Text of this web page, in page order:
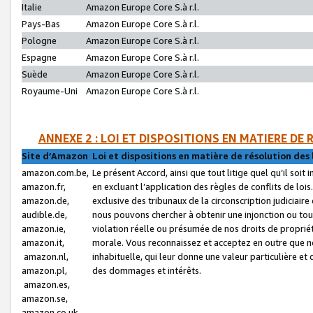
Italie
Amazon Europe Core S.à r.l.
Pays-Bas
Amazon Europe Core S.à r.l.
Pologne
Amazon Europe Core S.à r.l.
Espagne
Amazon Europe Core S.à r.l.
Suède
Amazon Europe Core S.à r.l.
Royaume-Uni
Amazon Europe Core S.à r.l.
ANNEXE 2 : LOI ET DISPOSITIONS EN MATIERE DE
Site d’Amazon Loi et dispositions en matière de résolution
amazon.com.be,
amazon.fr,
amazon.de,
audible.de,
amazon.ie,
amazon.it,
amazon.nl,
amazon.pl,
amazon.es,
amazon.se,
Le présent Accord, ainsi que tout litige quel qu’il soit
en excluant l’application des règles de conflits de
exclusive des tribunaux de la circonscription
nous pouvons chercher à obtenir une injonction ou
violation réelle ou présumée de nos droits de
morale. Vous reconnaissez et acceptez en outre que
inhabituelle, qui leur donne une valeur particulière
des dommages et intérêts.